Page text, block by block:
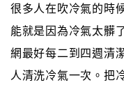
很多人在吹冷氣的時
能就是因為冷氣太髒
網最好每二到四週清
人清洗冷氣一次。把